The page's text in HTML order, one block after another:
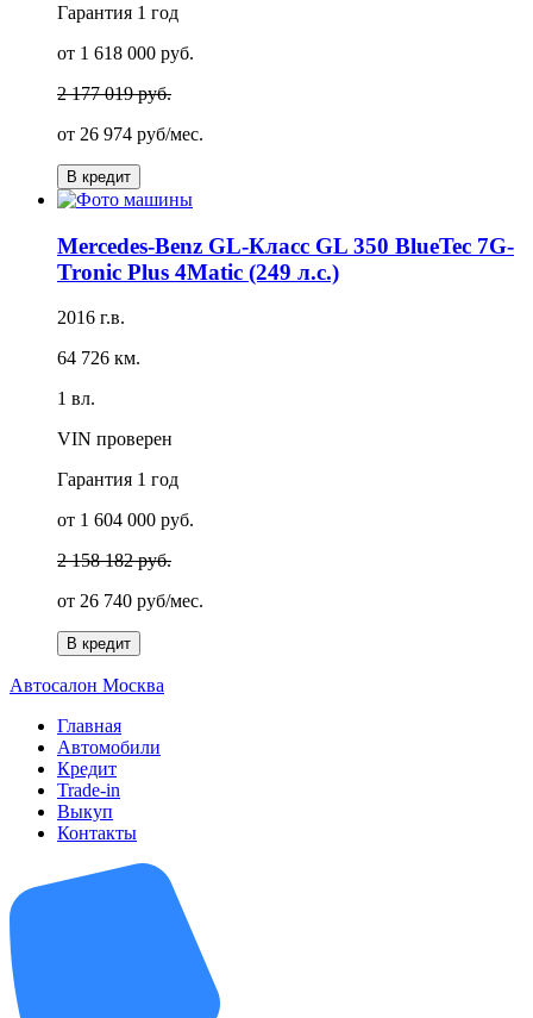
Гарантия 1 год
от 1 618 000 руб.
2 177 019 руб.
от 26 974 руб/мес.
В кредит
Mercedes-Benz GL-Класс GL 350 BlueTec 7G-
Tronic Plus 4Matic (249 л.с.)
2016 г.в.
64 726 км.
1 вл.
VIN проверен
Гарантия 1 год
от 1 604 000 руб.
2 158 182 руб.
от 26 740 руб/мес.
В кредит
Автосалон Москва
Главная
Автомобили
Кредит
Trade-in
Выкуп
Контакты